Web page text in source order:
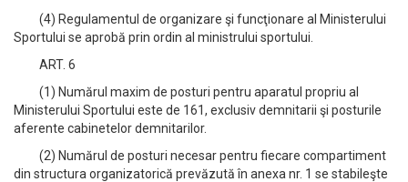
(4) Regulamentul de organizare şi funcţionare al Ministerului
Sportului se aprobă prin ordin al ministrului sportului.
ART. 6
(1) Numărul maxim de posturi pentru aparatul propriu al
Ministerului Sportului este de 161, exclusiv demnitarii şi posturile
aferente cabinetelor demnitarilor.
(2) Numărul de posturi necesar pentru fiecare compartiment
din structura organizatorică prevăzută în anexa nr. 1 se stabileşte